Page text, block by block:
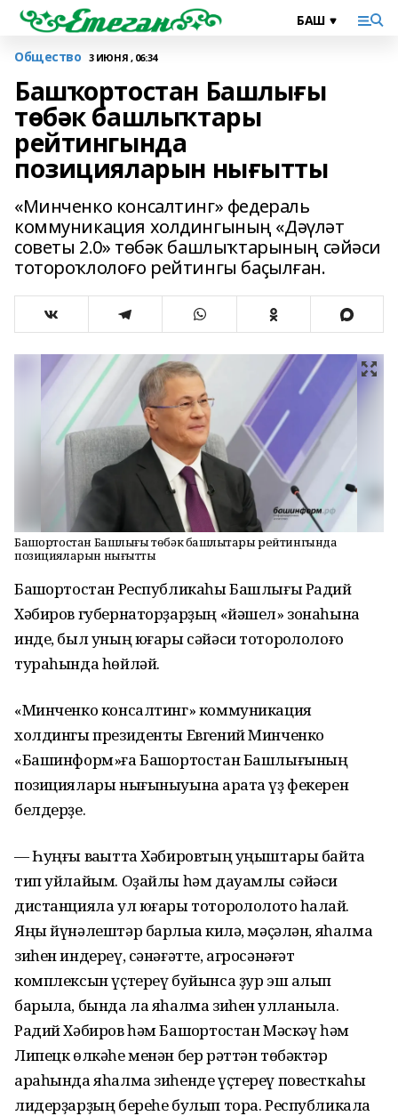
Общество 3 ИЮНЯ , 06:34
Башҡортостан Башлығы
төбәк башлыҡтары
рейтингында
позицияларын нығытты
«Минченко консалтинг» федераль
коммуникация холдингының «Дәүләт
советы 2.0» төбәк башлыҡтарының сәйәси
тотороҡлолоғо рейтингы баҫылған.
Башҡортостан Башлығы төбәк башлыҡтары рейтингында
позицияларын нығытты
Башҡортостан Республикаһы Башлығы Радий
Хәбиров губернаторҙарҙың «йәшел» зонаһына
инде, был уның юғары сәйәси тотороҡлолоғо
тураһында һөйләй.
«Минченко консалтинг» коммуникация
холдингы президенты Евгений Минченко
«Башинформ»ға Башҡортостан Башлығының
позициялары нығыныуына ҡарата үҙ фекерен
белдерҙе.
— Һуңғы ваҡытта Хәбировтың уңыштары байтаҡ
тип уйлайым. Оҙайлы һәм дауамлы сәйәси
дистанцияла ул юғары тотороҡлолоҡто һаҡлай.
Яңы йүнәлештәр барлыҡҡа килә, мәҫәлән, яһалма
зиһен индереү, сәнәғәтте, агросәнәғәт
комплексын үҫтереү буйынса ҙур эш алып
барыла, бында ла яһалма зиһен ҡулланыла.
Радий Хәбиров һәм Башҡортостан Мәскәү һәм
Липецк өлкәһе менән бер рәттән төбәктәр
араһында яһалма зиһенде үҫтереү повесткаһы
лидерҙарҙың береһе булып тора. Республикала